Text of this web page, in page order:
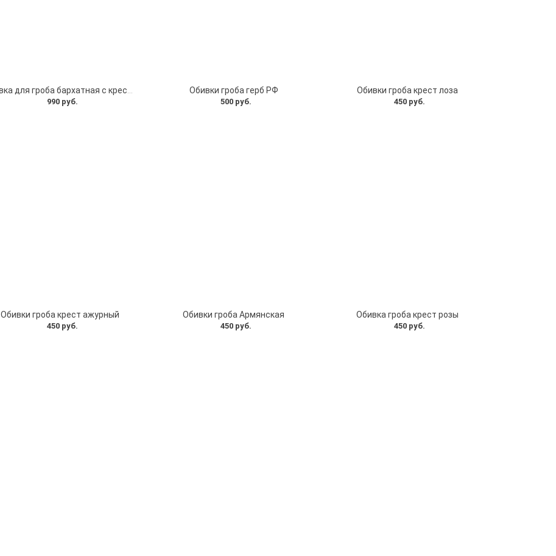
990 руб.
Обивки гроба герб РФ
500 руб.
Обивки гроба крест лоза
450 руб.
Обивки гроба крест ажурный
450 руб.
Обивки гроба Армянская
450 руб.
Обивка гроба крест розы
450 руб.